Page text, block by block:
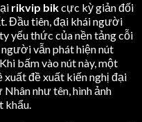
rikvip bikcực kỳ giản đối
Đầu tiên, đại khái người
yếu thức của nền tảng cỗi
vẫn phát hiện nút
bấm vào nút này, một
xuất đề xuất kiến nghị đại
như tên, hình ảnh
khẩu.